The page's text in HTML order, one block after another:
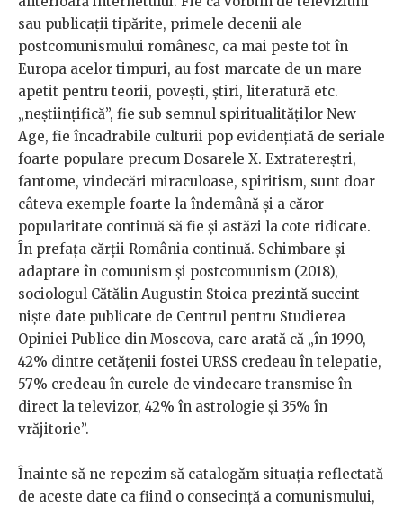
sau publicații tipărite, primele decenii ale
postcomunismului românesc, ca mai peste tot în
Europa acelor timpuri, au fost marcate de un mare
apetit pentru teorii, povești, știri, literatură etc.
„neștiințifică”, fie sub semnul spiritualităților New
Age, fie încadrabile culturii pop evidențiată de seriale
foarte populare precum Dosarele X. Extratereștri,
fantome, vindecări miraculoase, spiritism, sunt doar
câteva exemple foarte la îndemână și a căror
popularitate continuă să fie și astăzi la cote ridicate.
În prefața cărții România continuă. Schimbare și
adaptare în comunism și postcomunism (2018),
sociologul Cătălin Augustin Stoica prezintă succint
niște date publicate de Centrul pentru Studierea
Opiniei Publice din Moscova, care arată că „în 1990,
42% dintre cetățenii fostei URSS credeau în telepatie,
57% credeau în curele de vindecare transmise în
direct la televizor, 42% în astrologie și 35% în
vrăjitorie”.
Înainte să ne repezim să catalogăm situația reflectată
de aceste date ca fiind o consecință a comunismului,